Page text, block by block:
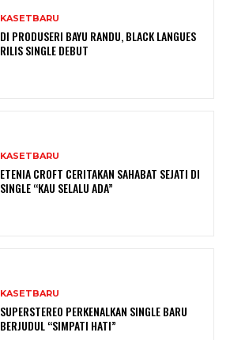
KASETBARU
DI PRODUSERI BAYU RANDU, BLACK LANGUES
RILIS SINGLE DEBUT
KASETBARU
ETENIA CROFT CERITAKAN SAHABAT SEJATI DI
SINGLE “KAU SELALU ADA”
KASETBARU
SUPERSTEREO PERKENALKAN SINGLE BARU
BERJUDUL “SIMPATI HATI”